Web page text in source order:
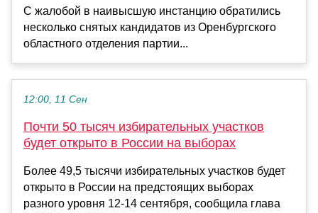
С жалобой в наивысшую инстанцию обратились
несколько снятых кандидатов из Оренбургского
областного отделения партии...
12:00, 11 Сен
Почти 50 тысяч избирательных участков
будет открыто в России на выборах
Более 49,5 тысячи избирательных участков будет
открыто в России на предстоящих выборах
разного уровня 12-14 сентября, сообщила глава